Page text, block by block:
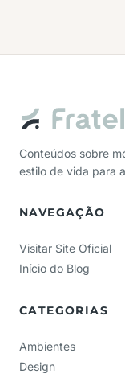
Conteúdos sobre
estilo de vida para
NAVEGAÇÃO
Visitar Site Oficial
Início do Blog
CATEGORIAS
Ambientes
Design